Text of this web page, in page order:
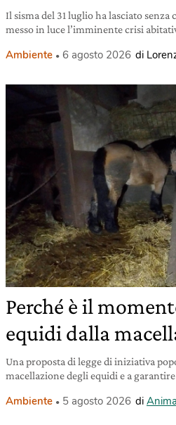
Il sisma del 31 luglio ha lasciato senza
messo in luce l’imminente crisi
Ambiente 6 agosto 2026 di
Perché è il
equidi dalla
Una proposta di legge di iniziativa
macellazione degli equidi e a
Ambiente 5 agosto 2026 di